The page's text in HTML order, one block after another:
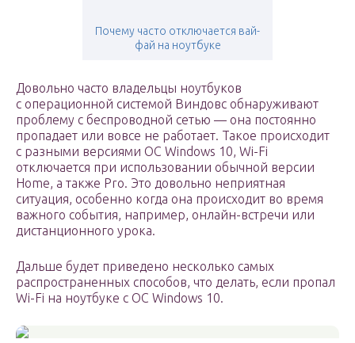
Почему часто отключается вай-
фай на ноутбуке
Довольно часто владельцы ноутбуков
с операционной системой Виндовс обнаруживают
проблему с беспроводной сетью — она постоянно
пропадает или вовсе не работает. Такое происходит
с разными версиями ОС Windows 10, Wi-Fi
отключается при использовании обычной версии
Home, а также Pro. Это довольно неприятная
ситуация, особенно когда она происходит во время
важного события, например, онлайн-встречи или
дистанционного урока.
Дальше будет приведено несколько самых
распространенных способов, что делать, если пропал
Wi-Fi на ноутбуке с ОС Windows 10.